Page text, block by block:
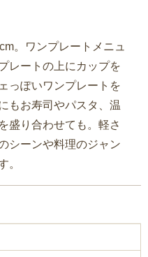
。ワンプレートメニュ
レートの上にカップを
っぽいワンプレートを
もお寿司やパスタ、温
盛り合わせても。軽さ
シーンや料理のジャン
。